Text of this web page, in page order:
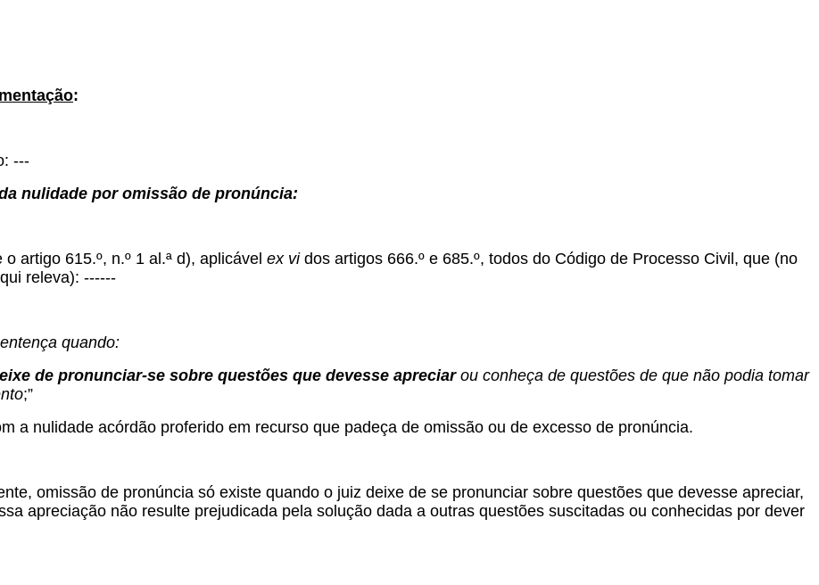
:
---
nulidade por omissão de pronúncia:
o artigo 615.º, n.º 1 al.ª d), aplicável ex vidos artigos 666.º e 685.º, todos do Código de Processo Civil, que (no
releva): ------
quando:
de pronunciar-se sobre questões que devesse apreciarou conheça de questões de que não podia tomar
;”
a nulidade acórdão proferido em recurso que padeça de omissão ou de excesso de pronúncia.
omissão de pronúncia só existe quando o juiz deixe de se pronunciar sobre questões que devesse apreciar,
apreciação não resulte prejudicada pela solução dada a outras questões suscitadas ou conhecidas por dever